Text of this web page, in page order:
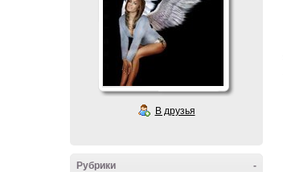
В друзья
-
Рубрики